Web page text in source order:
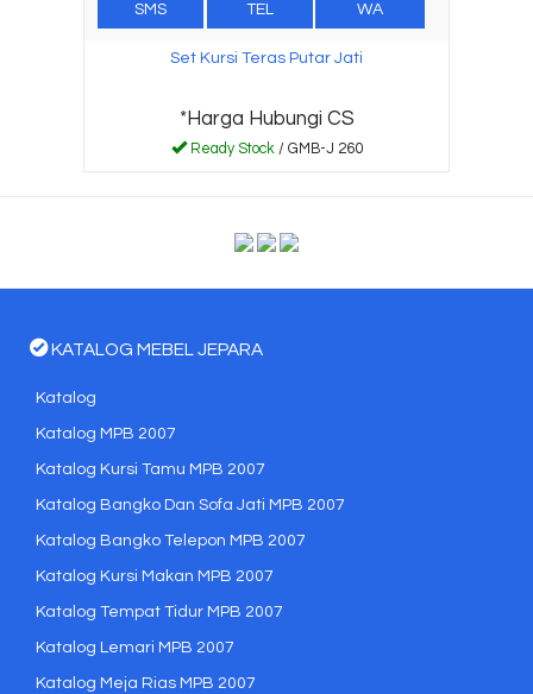
SMS TEL WA
Set Kursi Teras Putar Jati
*Harga Hubungi CS
Ready Stock/ GMB-J 260
KATALOG MEBEL JEPARA
Katalog
Katalog MPB 2007
Katalog Kursi Tamu MPB 2007
Katalog Bangko Dan Sofa Jati MPB 2007
Katalog Bangko Telepon MPB 2007
Katalog Kursi Makan MPB 2007
Katalog Tempat Tidur MPB 2007
Katalog Lemari MPB 2007
Katalog Meja Rias MPB 2007